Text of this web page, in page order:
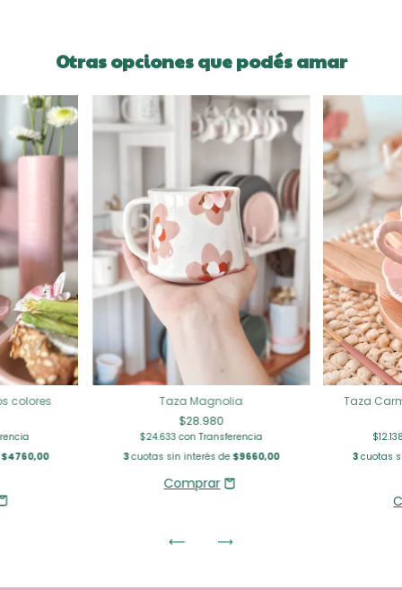
Otras opciones que podés amar
colores
$4760,00
Taza Magnolia
$28.980
$24.633con Transferencia
3cuotas sin interés de$9660,00
Taza
3 cuotas